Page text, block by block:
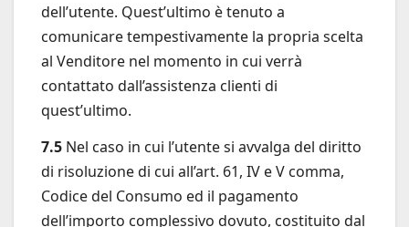
dell’utente. Quest’ultimo è tenuto a
comunicare tempestivamente la propria scelta
al Venditore nel momento in cui verrà
contattato dall’assistenza clienti di
quest’ultimo.
7.5 Nel caso in cui l’utente si avvalga del diritto
di risoluzione di cui all’art. 61, IV e V comma,
Codice del Consumo ed il pagamento
dell’importo complessivo dovuto, costituito dal